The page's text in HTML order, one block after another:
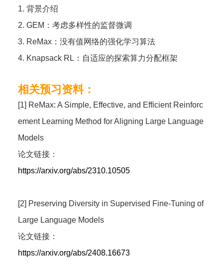
1. 背景介绍
2. GEM：考虑多样性的监督微调
3. ReMax：没有值网络的强化学习算法
4. Knapsack RL：自适应的探索算力分配框架
相关预习资料：
[1] ReMax: A Simple, Effective, and Efficient Reinforc
ement Learning Method for Aligning Large Language
Models
论文链接：
https://arxiv.org/abs/2310.10505
[2] Preserving Diversity in Supervised Fine-Tuning of
Large Language Models
论文链接：
https://arxiv.org/abs/2408.16673